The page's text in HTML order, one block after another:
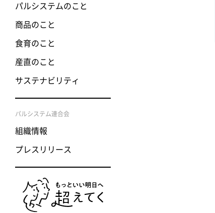
パルシステムのこと
商品のこと
食育のこと
産直のこと
サステナビリティ
パルシステム連合会
組織情報
プレスリリース